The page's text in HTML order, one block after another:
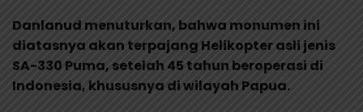
Danlanud menuturkan, bahwa monumen ini
diatasnya akan terpajang Helikopter asli jenis
SA-330 Puma, setelah 45 tahun beroperasi di
Indonesia, khususnya di wilayah Papua.